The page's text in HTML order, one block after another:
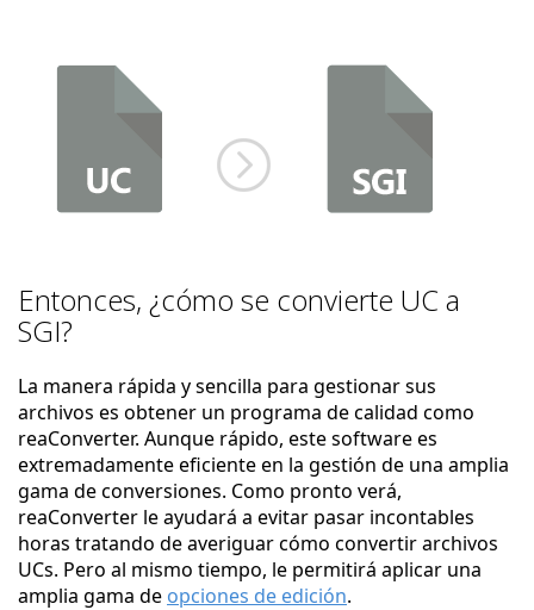
Entonces, ¿cómo se convierte UC a
SGI?
La manera rápida y sencilla para gestionar sus
archivos es obtener un programa de calidad como
reaConverter. Aunque rápido, este software es
extremadamente eficiente en la gestión de una amplia
gama de conversiones. Como pronto verá,
reaConverter le ayudará a evitar pasar incontables
horas tratando de averiguar cómo convertir archivos
UCs. Pero al mismo tiempo, le permitirá aplicar una
amplia gama de opciones de edición.